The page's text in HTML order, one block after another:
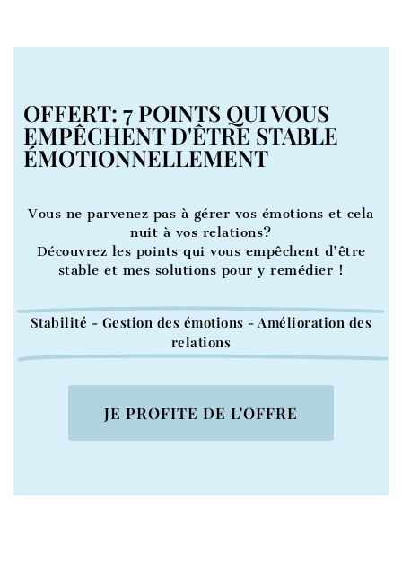
OFFERT: 7 POINTS QUI VOUS
EMPÊCHENT D'ÊTRE STABLE
ÉMOTIONNELLEMENT
Vous ne parvenez pas à gérer vos émotions et cela
nuit à vos relations?
Découvrez les points qui vous empêchent d’être
stable et mes solutions pour y remédier !
Stabilité - Gestion des émotions - Amélioration des
relations
JE PROFITE DE L'OFFRE